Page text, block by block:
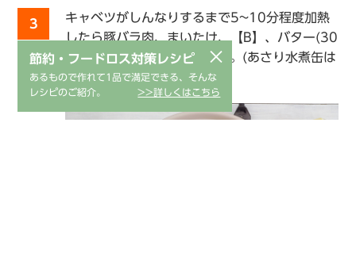
3
キャベツがしんなりするまで5~10分程度加熱
したら豚バラ肉、まいたけ、【B】、バター(30
g)を加え再度蓋をし加熱する。(あさり水煮缶は
汁ごと加える)
×
節約・フードロス対策レシピ
あるもので作れて1品で満足できる、そんな
レシピのご紹介。
>>詳しくはこちら